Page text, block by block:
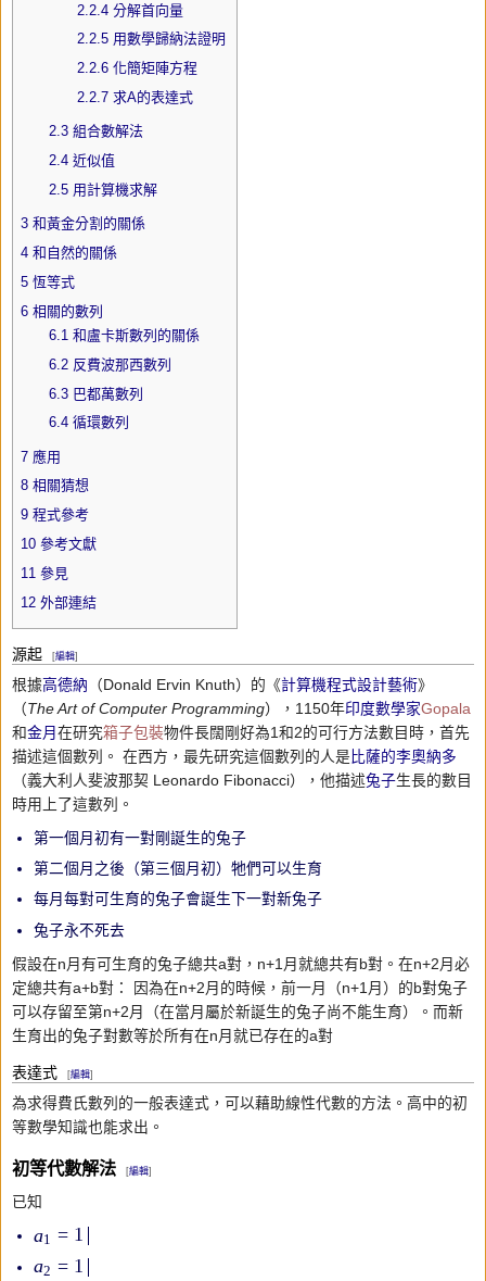
2.2.4 分解首向量
2.2.5 用數學歸納法證明
2.2.6 化簡矩陣方程
2.2.7 求A的表達式
2.3 組合數解法
2.4 近似值
2.5 用計算機求解
3 和黃金分割的關係
4 和自然的關係
5 恆等式
6 相關的數列
6.1 和盧卡斯數列的關係
6.2 反費波那西數列
6.3 巴都萬數列
6.4 循環數列
7 應用
8 相關猜想
9 程式參考
10 參考文獻
11 參見
12 外部連結
源起 [編輯]
根據高德納 （Donald Ervin Knuth）的《計算機程式設計藝術》
（The Art of Computer Programming），1150年印度數學家Gopala
和金月在研究箱子包裝物件長闊剛好為1和2的可行方法數目時，首先
描述這個數列。 在西方，最先研究這個數列的人是比薩的李奧納多
（義大利人斐波那契 Leonardo Fibonacci），他描述兔子生長的數目
時用上了這數列。
第一個月初有一對剛誕生的兔子
第二個月之後（第三個月初）牠們可以生育
每月每對可生育的兔子會誕生下一對新兔子
兔子永不死去
假設在n月有可生育的兔子總共a對，n+1月就總共有b對。在n+2月必
定總共有a+b對： 因為在n+2月的時候，前一月（n+1月）的b對兔子
可以存留至第n+2月（在當月屬於新誕生的兔子尚不能生育）。而新
生育出的兔子對數等於所有在n月就已存在的a對
表達式 [編輯]
為求得費氏數列的一般表達式，可以藉助線性代數的方法。高中的初
等數學知識也能求出。
初等代數解法 [編輯]
已知
a1 = 1
a2 = 1